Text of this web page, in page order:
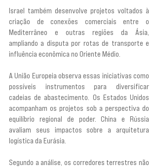
Israel também desenvolve projetos voltados à
criação de conexões comerciais entre o
Mediterrâneo e outras regiões da Ásia,
ampliando a disputa por rotas de transporte e
influência econômica no Oriente Médio.
A União Europeia observa essas iniciativas como
possíveis instrumentos para diversificar
cadeias de abastecimento. Os Estados Unidos
acompanham os projetos sob a perspectiva do
equilíbrio regional de poder. China e Rússia
avaliam seus impactos sobre a arquitetura
logística da Eurásia.
Segundo a análise, os corredores terrestres não